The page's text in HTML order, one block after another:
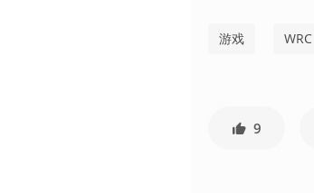
游戏 WRC
9